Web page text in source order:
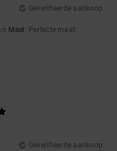
Geverifieerde aankoop
/5 Maat: Perfecte maat
Geverifieerde aankoop